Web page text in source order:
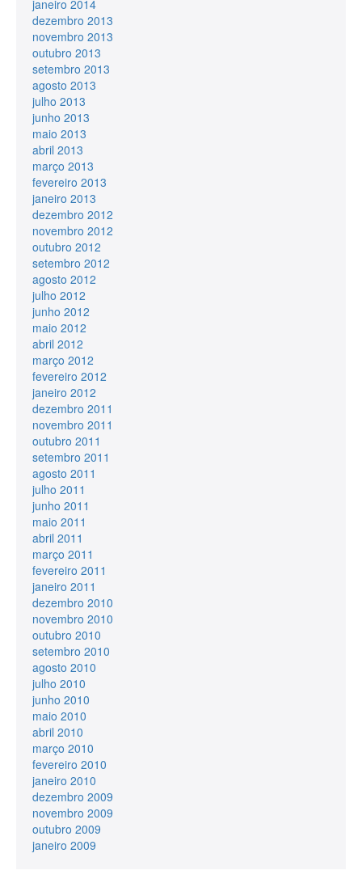
janeiro 2014
dezembro 2013
novembro 2013
outubro 2013
setembro 2013
agosto 2013
julho 2013
junho 2013
maio 2013
abril 2013
março 2013
fevereiro 2013
janeiro 2013
dezembro 2012
novembro 2012
outubro 2012
setembro 2012
agosto 2012
julho 2012
junho 2012
maio 2012
abril 2012
março 2012
fevereiro 2012
janeiro 2012
dezembro 2011
novembro 2011
outubro 2011
setembro 2011
agosto 2011
julho 2011
junho 2011
maio 2011
abril 2011
março 2011
fevereiro 2011
janeiro 2011
dezembro 2010
novembro 2010
outubro 2010
setembro 2010
agosto 2010
julho 2010
junho 2010
maio 2010
abril 2010
março 2010
fevereiro 2010
janeiro 2010
dezembro 2009
novembro 2009
outubro 2009
janeiro 2009